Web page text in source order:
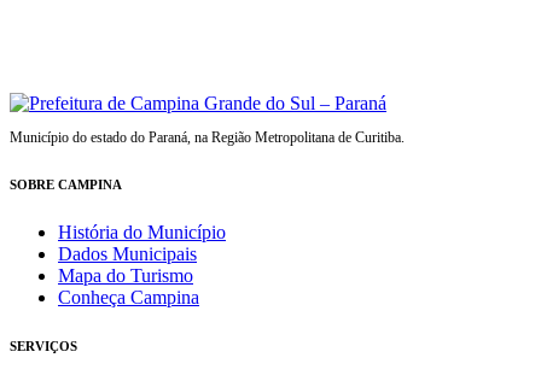
Município do estado do Paraná, na Região Metropolitana de Curitiba.
SOBRE CAMPINA
História do Município
Dados Municipais
Mapa do Turismo
Conheça Campina
SERVIÇOS